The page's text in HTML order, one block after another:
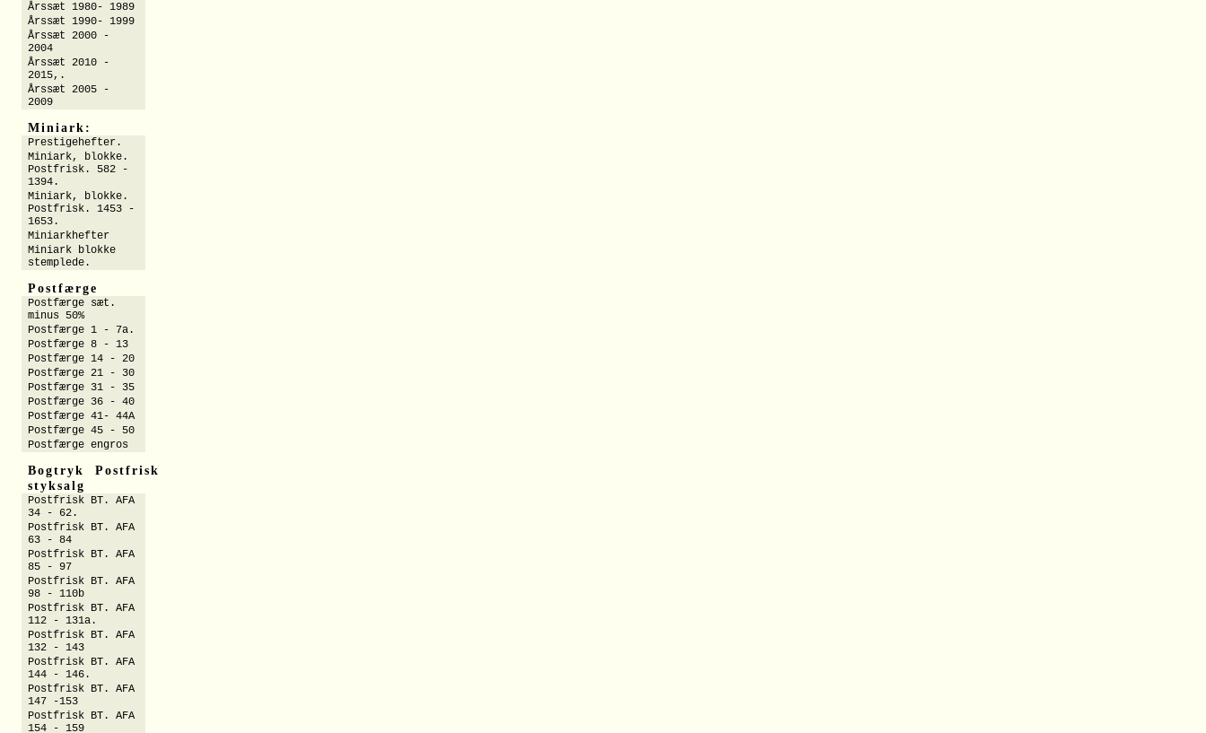
Årssæt 1980- 1989
Årssæt 1990- 1999
Årssæt 2000 -
2004
Årssæt 2010 -
2015,.
Årssæt 2005 -
2009
Miniark:
Prestigehefter.
Miniark, blokke.
Postfrisk. 582 -
1394.
Miniark, blokke.
Postfrisk. 1453 -
1653.
Miniarkhefter
Miniark blokke
stemplede.
Postfærge
Postfærge sæt.
minus 50%
Postfærge 1 - 7a.
Postfærge 8 - 13
Postfærge 14 - 20
Postfærge 21 - 30
Postfærge 31 - 35
Postfærge 36 - 40
Postfærge 41- 44A
Postfærge 45 - 50
Postfærge engros
Bogtryk Postfrisk
styksalg
Postfrisk BT. AFA
34 - 62.
Postfrisk BT. AFA
63 - 84
Postfrisk BT. AFA
85 - 97
Postfrisk BT. AFA
98 - 110b
Postfrisk BT. AFA
112 - 131a.
Postfrisk BT. AFA
132 - 143
Postfrisk BT. AFA
144 - 146.
Postfrisk BT. AFA
147 -153
Postfrisk BT. AFA
154 - 159